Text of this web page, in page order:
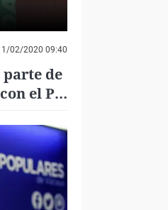
02/2020 09:40
de
el PP